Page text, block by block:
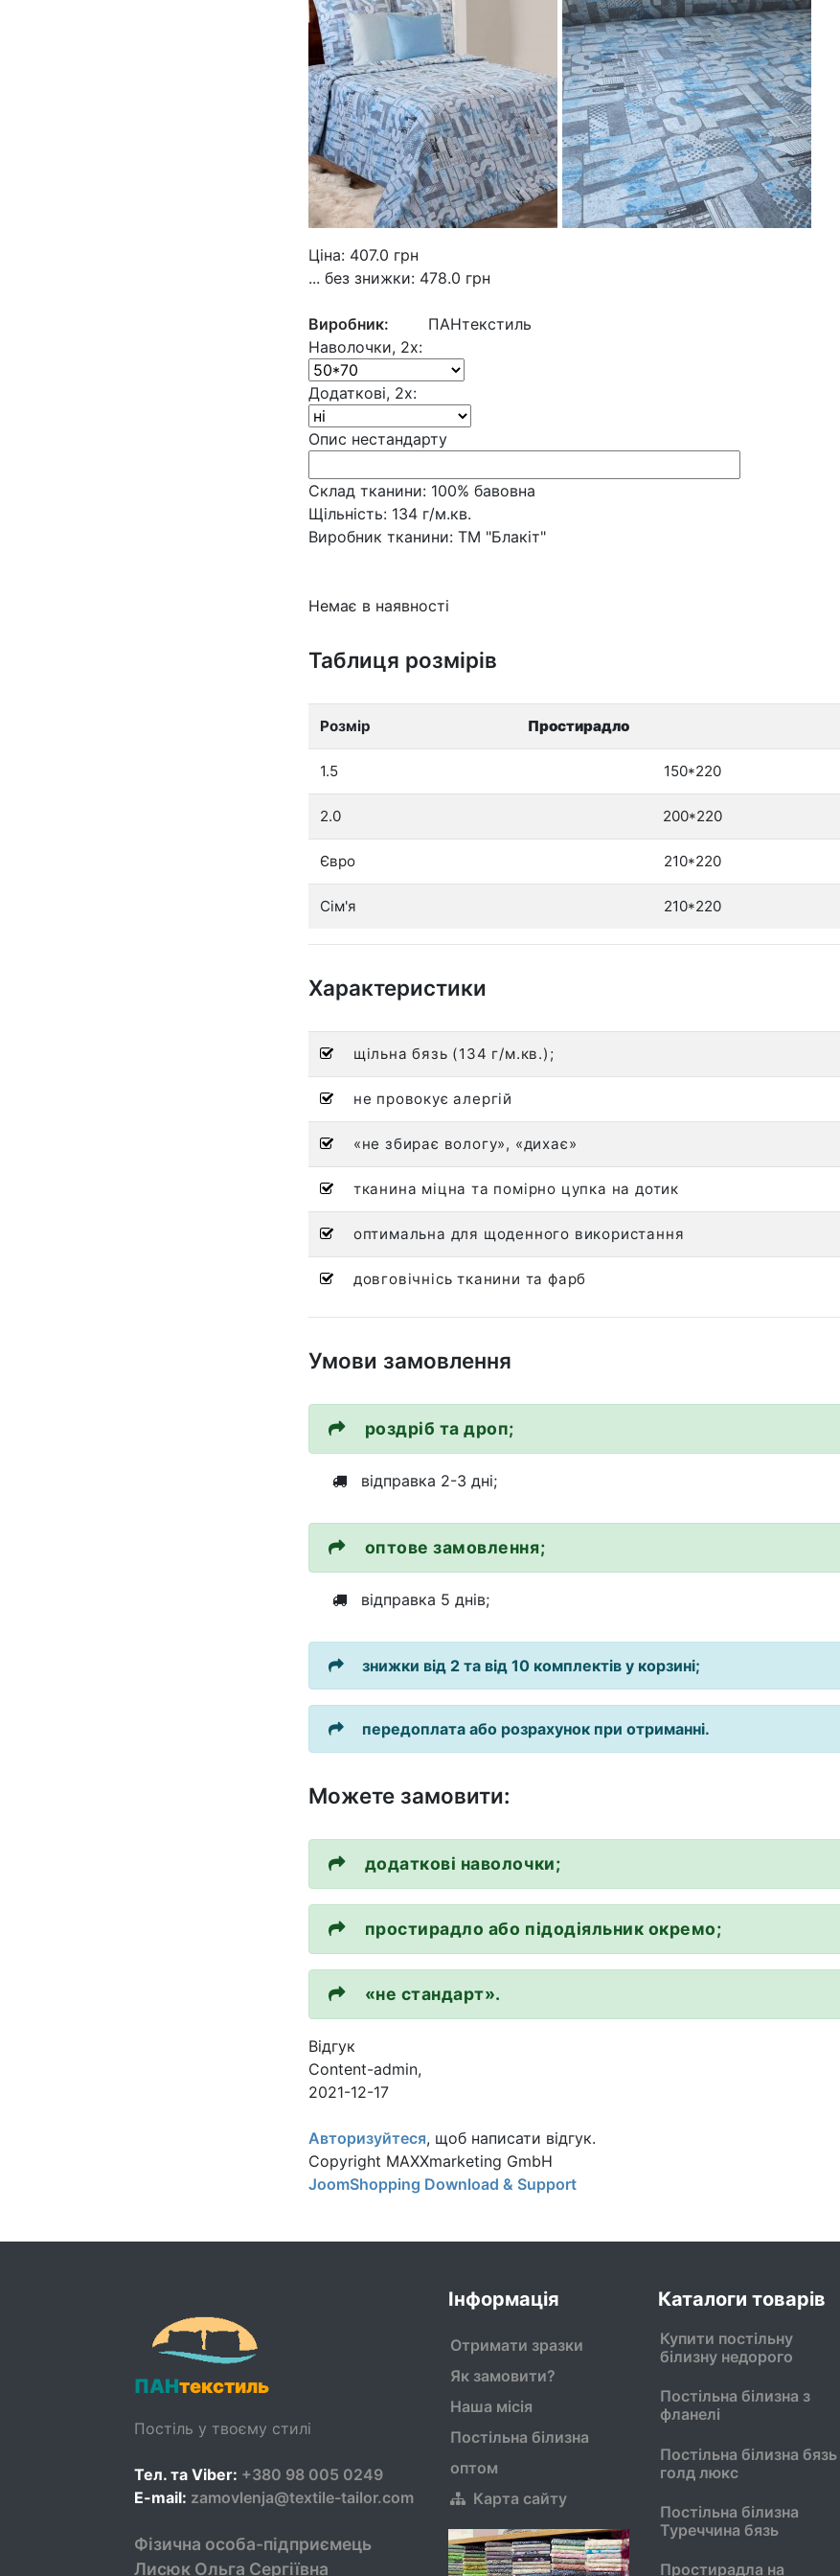
Ціна: 407.0 грн
... без знижки: 478.0 грн
Виробник:
ПАНтекстиль
Наволочки, 2х:
Додаткові, 2х:
Опис нестандарту
Склад тканини: 100% бавовна
Щільність: 134 г/м.кв.
Виробник тканини: ТМ "Блакіт"
Немає в наявності
Таблиця розмірів
Розмір Простирадло
1.5 150*220
2.0 200*220
Євро 210*220
Сім'я 210*220
Характеристики
щільна бязь (134 г/м.кв.);
не провокує алергій
«не збирає вологу», «дихає»
тканина міцна та помірно цупка на дотик
оптимальна для щоденного використання
довговічнісь тканини та фарб
Умови замовлення
роздріб та дроп;
відправка 2-3 дні;
оптове замовлення;
відправка 5 днів;
знижки від 2 та від 10 комплектів у корзині;
передоплата або розрахунок при отриманні.
Можете замовити:
додаткові наволочки;
простирадло або підодіяльник окремо;
«не стандарт».
Відгук
Content-admin,
2021-12-17
Авторизуйтеся, щоб написати відгук.
Copyright MAXXmarketing GmbH
JoomShopping Download & Support
ПАНтекстиль
Постіль у твоєму стилі
Тел. та Viber: +380 98 005 0249
E-mail: zamovlenja@textile-tailor.com
Фізична особа-підприємець
Лисюк Ольга Сергіївна
Інформація
Отримати зразки
Як замовити?
Наша місія
Постільна білизна
оптом
Карта сайту
Каталоги товарів
Купити постільну
білизну недорого
Постільна білизна з
фланелі
Постільна білизна бязь
голд люкс
Постільна білизна
Туреччина бязь
Простирадла на